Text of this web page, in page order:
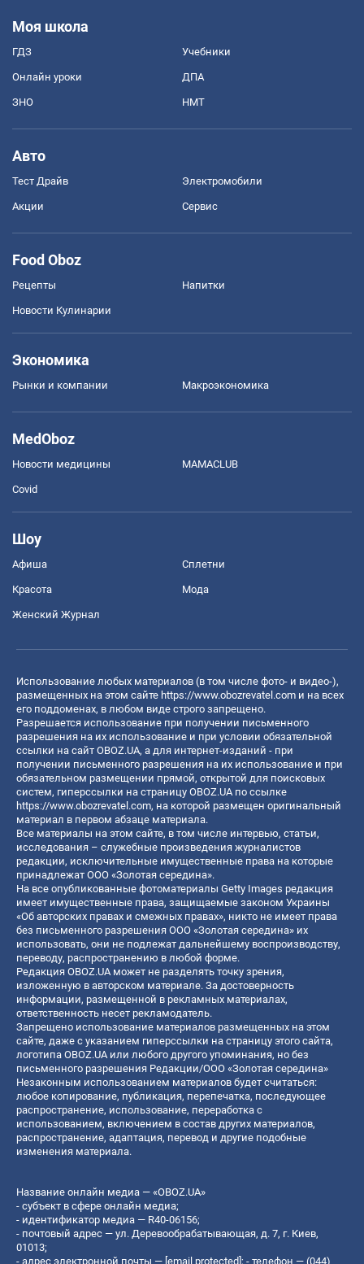
Моя школа
ГДЗ Учебники
Онлайн уроки ДПА
ЗНО НМТ
Авто
Тест Драйв Электромобили
Акции Сервис
Food Oboz
Рецепты Напитки
Новости Кулинарии
Экономика
Рынки и компании Mакроэкономика
MedOboz
Новости медицины MAMACLUB
Covid
Шоу
Афиша Сплетни
Красота Мода
Женский Журнал
Использование любых материалов (в том числе фото- и видео-),
размещенных на этом сайте https://www.obozrevatel.com и на всех
его поддоменах, в любом виде строго запрещено.
Разрешается использование при получении письменного
разрешения на их использование и при условии обязательной
ссылки на сайт OBOZ.UA, а для интернет-изданий - при
получении письменного разрешения на их использование и при
обязательном размещении прямой, открытой для поисковых
систем, гиперссылки на страницу OBOZ.UA по ссылке
https://www.obozrevatel.com, на которой размещен оригинальный
материал в первом абзаце материала.
Все материалы на этом сайте, в том числе интервью, статьи,
исследования – служебные произведения журналистов
редакции, исключительные имущественные права на которые
принадлежат ООО «Золотая середина».
На все опубликованные фотоматериалы Getty Images редакция
имеет имущественные права, защищаемые законом Украины
«Об авторских правах и смежных правах», никто не имеет права
без письменного разрешения ООО «Золотая середина» их
использовать, они не подлежат дальнейшему воспроизводству,
переводу, распространению в любой форме.
Редакция OBOZ.UA может не разделять точку зрения,
изложенную в авторском материале. За достоверность
информации, размещенной в рекламных материалах,
ответственность несет рекламодатель.
Запрещено использование материалов размещенных на этом
сайте, даже с указанием гиперссылки на страницу этого сайта,
логотипа OBOZ.UA или любого другого упоминания, но без
письменного разрешения Редакции/ООО «Золотая середина»
Незаконным использованием материалов будет считаться:
любое копирование, публикация, перепечатка, последующее
распространение, использование, переработка с
использованием, включением в состав других материалов,
распространение, адаптация, перевод и другие подобные
изменения материала.
Название онлайн медиа — «OBOZ.UA»
- субъект в сфере онлайн медиа;
- идентификатор медиа — R40-06156;
- почтовый адрес — ул. Деревообрабатывающая, д. 7, г. Киев,
01013;
- адрес электронной почты — [email protected]; - телефон — (044)